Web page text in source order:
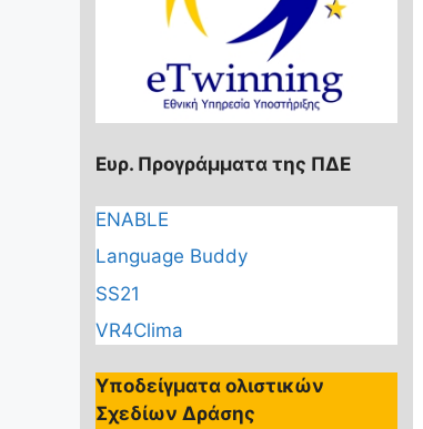
Ευρ. Προγράμματα της ΠΔΕ
ENABLE
Language Buddy
SS21
VR4Clima
Υποδείγματα ολιστικών
Σχεδίων Δράσης